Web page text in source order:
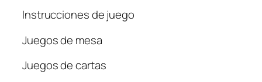
Instrucciones de juego
Juegos de mesa
Juegos de cartas